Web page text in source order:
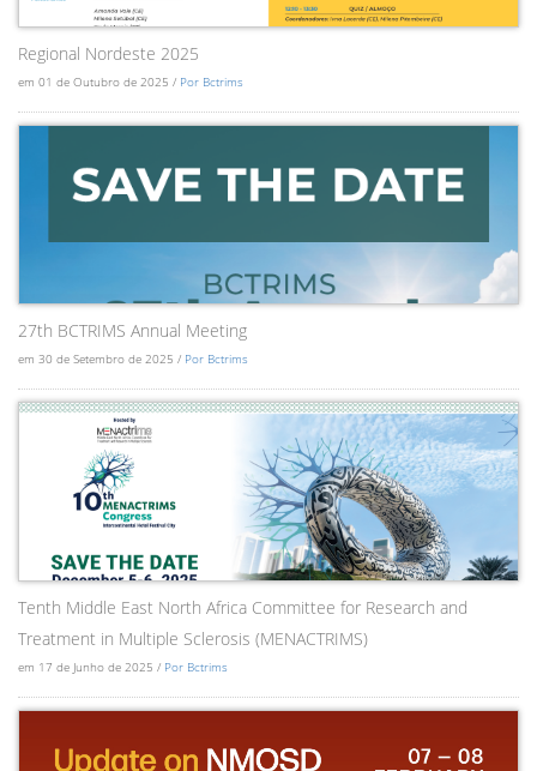
Regional Nordeste 2025
em 01 de Outubro de 2025 / Por Bctrims
27th BCTRIMS Annual Meeting
em 30 de Setembro de 2025 / Por Bctrims
Tenth Middle East North Africa Committee for Research and
Treatment in Multiple Sclerosis (MENACTRIMS)
em 17 de Junho de 2025 / Por Bctrims